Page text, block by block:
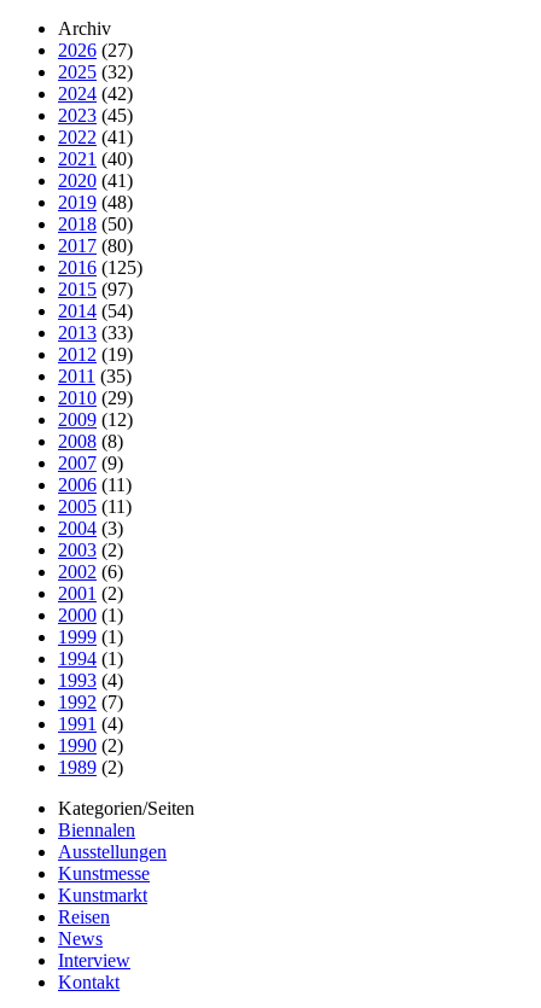
Archiv
2026 (27)
2025 (32)
2024 (42)
2023 (45)
2022 (41)
2021 (40)
2020 (41)
2019 (48)
2018 (50)
2017 (80)
2016 (125)
2015 (97)
2014 (54)
2013 (33)
2012 (19)
2011 (35)
2010 (29)
2009 (12)
2008 (8)
2007 (9)
2006 (11)
2005 (11)
2004 (3)
2003 (2)
2002 (6)
2001 (2)
2000 (1)
1999 (1)
1994 (1)
1993 (4)
1992 (7)
1991 (4)
1990 (2)
1989 (2)
Kategorien/Seiten
Biennalen
Ausstellungen
Kunstmesse
Kunstmarkt
Reisen
News
Interview
Kontakt